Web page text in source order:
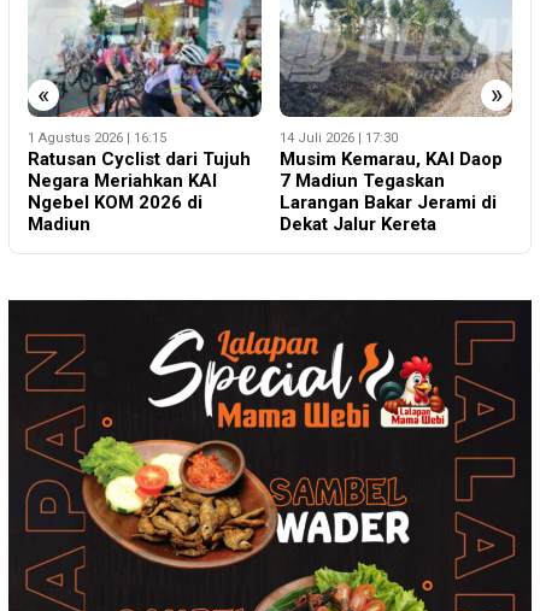
« »
1 Agustus 2026 | 16:15
Ratusan Cyclist dari Tujuh
Negara Meriahkan KAI
Ngebel KOM 2026 di
Madiun
14 Juli 2026 | 17:30
Musim Kemarau, KAI Daop
7 Madiun Tegaskan
Larangan Bakar Jerami di
Dekat Jalur Kereta